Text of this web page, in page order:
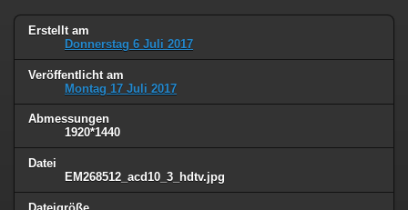
Erstellt am
Donnerstag 6 Juli 2017
Veröffentlicht am
Montag 17 Juli 2017
Abmessungen
1920*1440
Datei
EM268512_acd10_3_hdtv.jpg